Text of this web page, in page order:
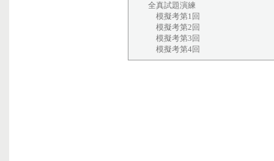
全真試題演練
模擬考第1回
模擬考第2回
模擬考第3回
模擬考第4回